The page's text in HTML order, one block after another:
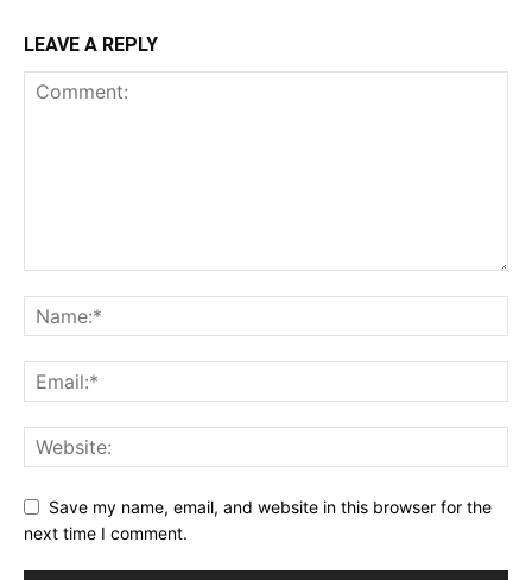
LEAVE A REPLY
Save my name, email, and website in this browser for the
next time I comment.